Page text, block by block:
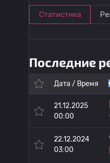
Статистика
Последние
Дата / Время
21.12.2025
00:00
22.12.2024
03:00